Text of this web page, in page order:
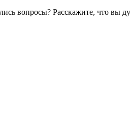
вопросы? Расскажите, что вы